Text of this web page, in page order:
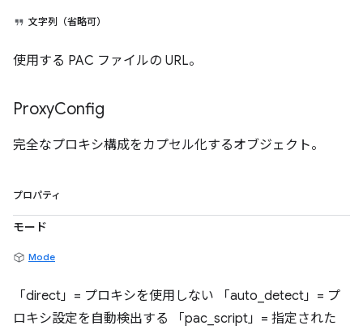
文字列（省略可）
使用する PAC ファイルの URL。
ProxyConfig
完全なプロキシ構成をカプセル化するオブジェクト。
プロパティ
モード
Mode
「direct」= プロキシを使用しない 「auto_detect」= プ
ロキシ設定を自動検出する 「pac_script」= 指定された